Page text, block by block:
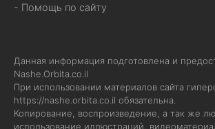
- Помощь по сайту
Данная информация подготовлена и
Nashe.Orbita.co.il
При использовании материалов сайта
https://nashe.orbita.co.il обязательна.
Копирование, воспроизведение, а так же
использование иллюстраций,